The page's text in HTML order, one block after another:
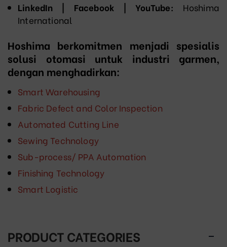
LinkedIn | Facebook | YouTube: Hoshima
International
Hoshima berkomitmen menjadi spesialis
solusi otomasi untuk industri garmen,
dengan menghadirkan:
Smart Warehousing
Fabric Defect and Color Inspection
Automated Cutting Line
Sewing Technology
Sub-process/ PPA Automation
Finishing Technology
Smart Logistic
PRODUCT CATEGORIES